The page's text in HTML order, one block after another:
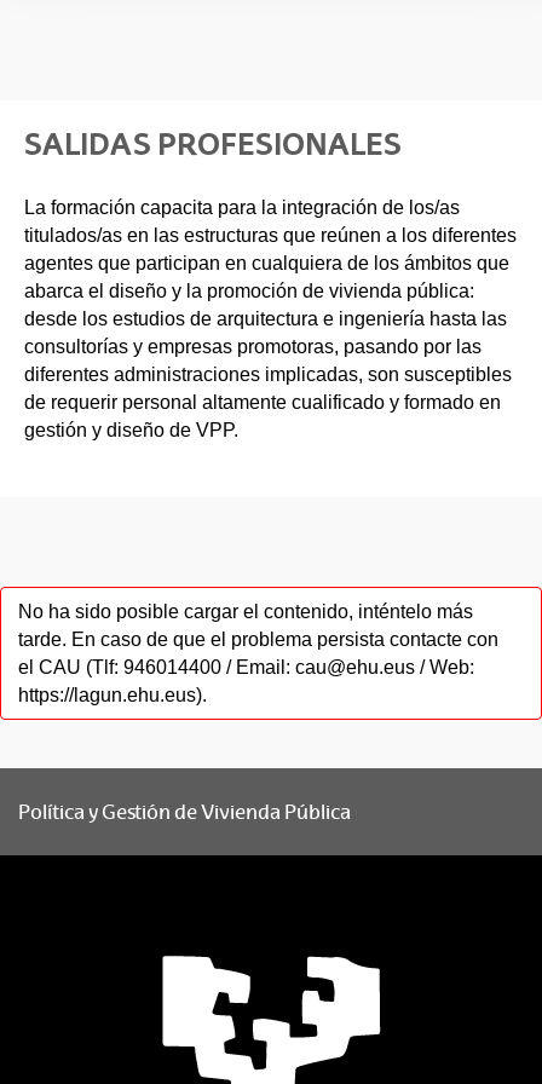
SALIDAS PROFESIONALES
La formación capacita para la integración de los/as
titulados/as en las estructuras que reúnen a los diferentes
agentes que participan en cualquiera de los ámbitos que
abarca el diseño y la promoción de vivienda pública:
desde los estudios de arquitectura e ingeniería hasta las
consultorías y empresas promotoras, pasando por las
diferentes administraciones implicadas, son susceptibles
de requerir personal altamente cualificado y formado en
gestión y diseño de VPP.
No ha sido posible cargar el contenido, inténtelo más
tarde. En caso de que el problema persista contacte con
el CAU (Tlf: 946014400 / Email: cau@ehu.eus / Web:
https://lagun.ehu.eus).
Política y Gestión de Vivienda Pública